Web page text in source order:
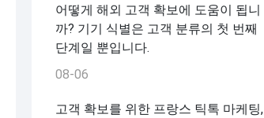
어떻게 해외 고객 확보에 도움이 됩니
까? 기기 식별은 고객 분류의 첫 번째
단계일 뿐입니다.
08-06
고객 확보를 위한 프랑스 틱톡 마케팅,